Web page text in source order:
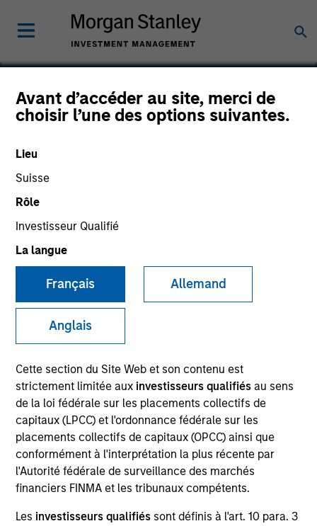
Avant d’accéder au site, merci de
choisir l’une des options suivantes.
Lieu
Suisse
Rôle
Investisseur Qualifié
La langue
Français Allemand
Anglais
Cette section du Site Web et son contenu est
strictement limitée aux investisseurs qualifiésau sens
de la loi fédérale sur les placements collectifs de
capitaux (LPCC) et l'ordonnance fédérale sur les
placements collectifs de capitaux (OPCC) ainsi que
conformément à l'interprétation la plus récente par
l'Autorité fédérale de surveillance des marchés
financiers FINMA et les tribunaux compétents.
Les investisseurs qualifiés sont définis à l'art. 10 para. 3
Constant Contact
SECTOR
Technology
COUNTRY
United States